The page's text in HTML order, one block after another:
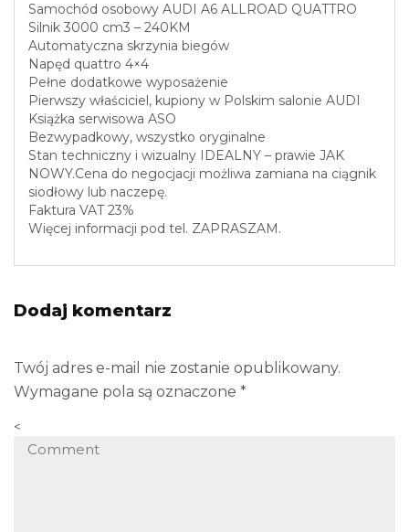
Samochód osobowy AUDI A6 ALLROAD QUATTRO
Silnik 3000 cm3 – 240KM
Automatyczna skrzynia biegów
Napęd quattro 4×4
Pełne dodatkowe wyposażenie
Pierwszy właściciel, kupiony w Polskim salonie AUDI
Książka serwisowa ASO
Bezwypadkowy, wszystko oryginalne
Stan techniczny i wizualny IDEALNY – prawie JAK
NOWY.Cena do negocjacji możliwa zamiana na ciągnik
siodłowy lub naczepę.
Faktura VAT 23%
Więcej informacji pod tel. ZAPRASZAM.
Dodaj komentarz
Twój adres e-mail nie zostanie opublikowany.
Wymagane pola są oznaczone *
<